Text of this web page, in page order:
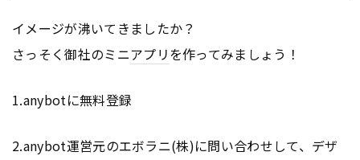
イメージが沸いてきましたか？
さっそく御社のミニアプリを作ってみましょう！
1.anybotに無料登録
2.anybot運営元のエボラニ(株)に問い合わせして、デザ